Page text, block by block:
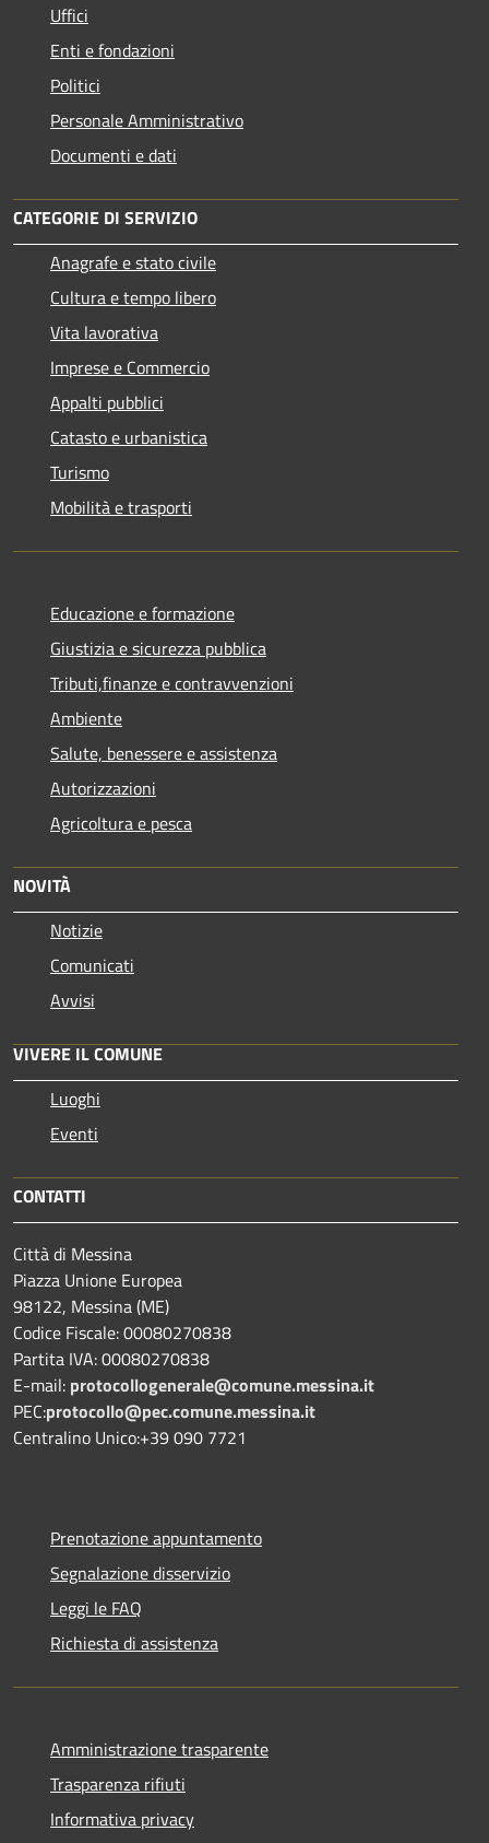
Uffici
Enti e fondazioni
Politici
Personale Amministrativo
Documenti e dati
CATEGORIE DI SERVIZIO
Anagrafe e stato civile
Cultura e tempo libero
Vita lavorativa
Imprese e Commercio
Appalti pubblici
Catasto e urbanistica
Turismo
Mobilità e trasporti
Educazione e formazione
Giustizia e sicurezza pubblica
Tributi,finanze e contravvenzioni
Ambiente
Salute, benessere e assistenza
Autorizzazioni
Agricoltura e pesca
NOVITÀ
Notizie
Comunicati
Avvisi
VIVERE IL COMUNE
Luoghi
Eventi
CONTATTI
Città di Messina
Piazza Unione Europea
98122, Messina (ME)
Codice Fiscale: 00080270838
Partita IVA: 00080270838
E-mail: protocollogenerale@comune.messina.it
PEC:protocollo@pec.comune.messina.it
Centralino Unico:+39 090 7721
Prenotazione appuntamento
Segnalazione disservizio
Leggi le FAQ
Richiesta di assistenza
Amministrazione trasparente
Trasparenza rifiuti
Informativa privacy